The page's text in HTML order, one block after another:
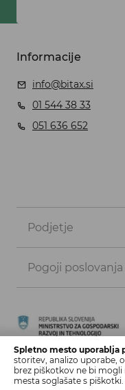
Informacije
info@bitax.si
01 544 38 33
051 636 652
Podjetje
Pogoji poslovanja
Naložbo izdelave spletne
Republika Slovenija in
regionalni razvoj.
Spletno mesto uporablja
storitev, analizo uporabe,
brez piškotkov ne bi
mesta soglašate s piškotki.